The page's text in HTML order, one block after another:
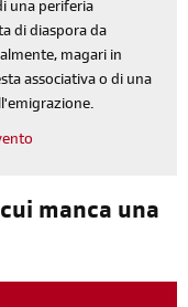
una periferia
di diaspora da
magari in
associativa o di una
manca una